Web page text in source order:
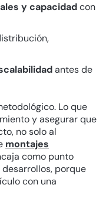
y capacidadcon
antes de
Lo que
y asegurar que
no solo al
montajes
como punto
porque
con una